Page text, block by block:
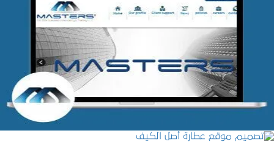
شركة MASTERS للتدريب
التفاصيل